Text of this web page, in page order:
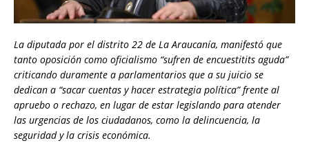
La diputada por el distrito 22 de La Araucanía, manifestó que
tanto oposición como oficialismo “sufren de encuestitits aguda”
criticando duramente a parlamentarios que a su juicio se
dedican a “sacar cuentas y hacer estrategia política” frente al
apruebo o rechazo, en lugar de estar legislando para atender
las urgencias de los ciudadanos, como la delincuencia, la
seguridad y la crisis económica.